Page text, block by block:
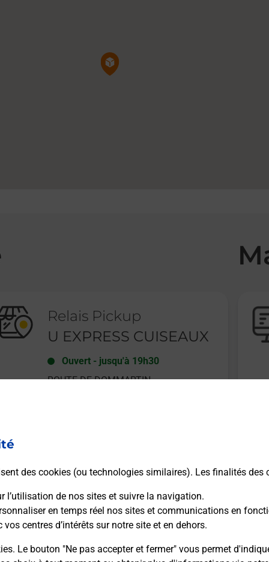
des cookies (ou technologies similaires). Les finalités des
de nos sites et suivre la navigation.
en temps réel nos sites et communications en
centres d’intérêts sur notre site et en dehors.
Le bouton "Ne pas accepter et fermer" vous permet
Pin de la carte
Relais Pickup
U EXPRESS CUISEAUX
Ouvert- jusqu'à 19h30
ROUTE DE DOMMARTIN